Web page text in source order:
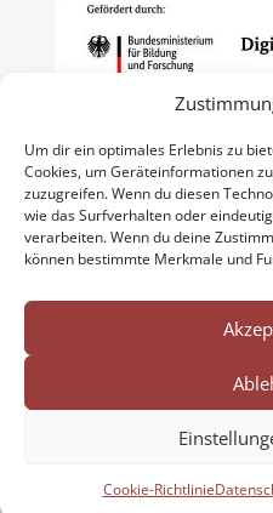
Um dir ein optimales Erlebnis zu
Cookies, um Geräteinformationen
zuzugreifen. Wenn du diesen
wie das Surfverhalten oder
verarbeiten. Wenn du deine
können bestimmte Merkmale und
Cookie-Richtlinie
Cookie-